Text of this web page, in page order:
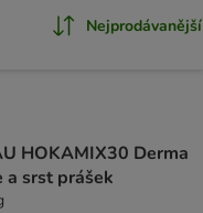
Nejprodávanější
HOKAMIX30 Derma
a srst prášek